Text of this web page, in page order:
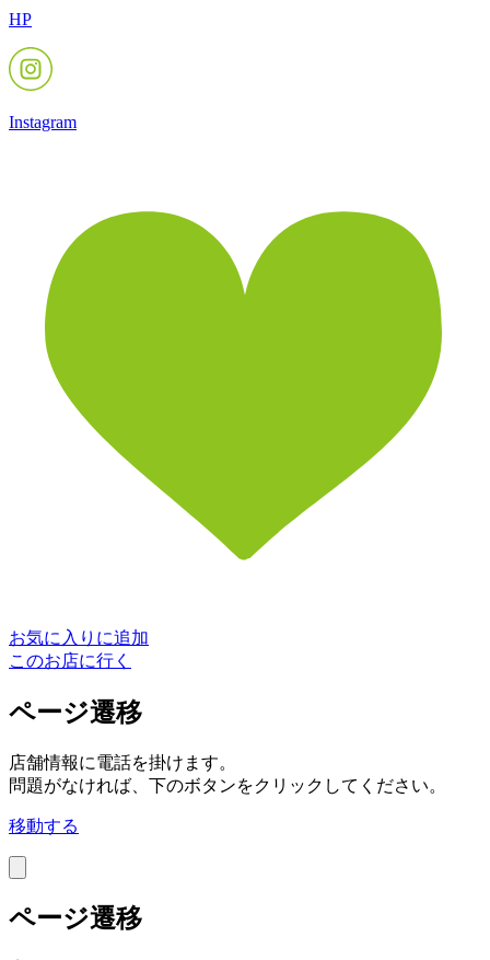
HP
Instagram
お気に入りに追加
このお店に行く
ページ遷移
店舗情報に電話を掛けます。
問題がなければ、下のボタンをクリックしてください。
移動する
ページ遷移